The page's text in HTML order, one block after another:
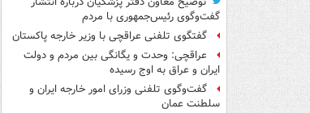
گفت‌وگوی رئیس‌جمهوری با مردم
گفتگوی تلفنی عراقچی با وزیر خارجه پاکستان
عراقچی: وحدت و یگانگی بین مردم و دولت
ایران و عراق به اوج رسیده
گفت‌وگوی تلفنی وزرای امور خارجه ایران و
سلطنت عمان